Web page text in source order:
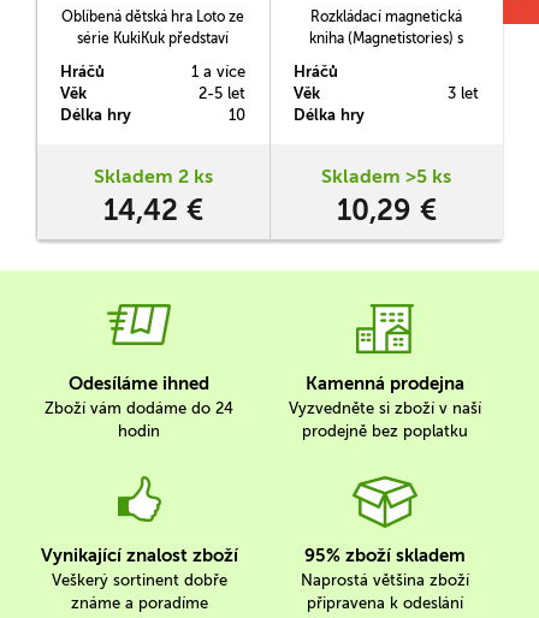
Oblíbená dětská hra Loto ze
série KukiKuk představí
jejich pelíšcích: na louce, v
lese či ve vodě. Hra má
extra velké karty vyrobené z
Hráčů
1 a více
Věk
2-5 let
Délka hry
10
Skladem 2 ks
14,42 €
Rozkládací magnetická
kniha (Magnetistories) s
Děti si do knížky umísťují
magnetky dle vlastní
fantazie a vytváří si tak
skvělý parťák na cesty -
pevně drží, samotná kniha
Hráčů
Věk
3 let
Délka hry
Skladem >5 ks
10,29 €
Odesíláme ihned
Zboží vám dodáme do 24
hodin
Kamenná prodejna
Vyzvedněte si zboží v naší
prodejně bez poplatku
Vynikající znalost zboží
Veškerý sortinent dobře
známe a poradíme
95% zboží skladem
Naprostá většina zboží
připravena k odeslání